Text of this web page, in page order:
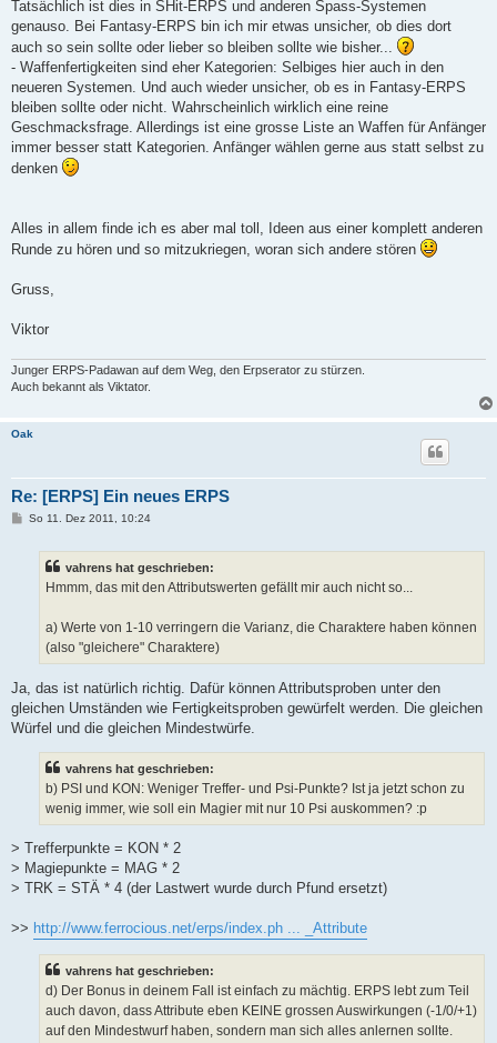
Tatsächlich ist dies in SHit-ERPS und anderen Spass-Systemen
genauso. Bei Fantasy-ERPS bin ich mir etwas unsicher, ob dies dort
auch so sein sollte oder lieber so bleiben sollte wie bisher...
- Waffenfertigkeiten sind eher Kategorien: Selbiges hier auch in den
neueren Systemen. Und auch wieder unsicher, ob es in Fantasy-ERPS
bleiben sollte oder nicht. Wahrscheinlich wirklich eine reine
Geschmacksfrage. Allerdings ist eine grosse Liste an Waffen für Anfänger
immer besser statt Kategorien. Anfänger wählen gerne aus statt selbst zu
denken
Alles in allem finde ich es aber mal toll, Ideen aus einer komplett anderen
Runde zu hören und so mitzukriegen, woran sich andere stören
Gruss,
Viktor
Junger ERPS-Padawan auf dem Weg, den Erpserator zu stürzen.
Auch bekannt als Viktator.
Oak
Re: [ERPS] Ein neues ERPS
BSo 11. Dez 2011, 10:24
vahrens hat geschrieben:
Hmmm, das mit den Attributswerten gefällt mir auch nicht so...
a) Werte von 1-10 verringern die Varianz, die Charaktere haben können
(also "gleichere" Charaktere)
Ja, das ist natürlich richtig. Dafür können Attributsproben unter den
gleichen Umständen wie Fertigkeitsproben gewürfelt werden. Die gleichen
Würfel und die gleichen Mindestwürfe.
vahrens hat geschrieben:
b) PSI und KON: Weniger Treffer- und Psi-Punkte? Ist ja jetzt schon zu
wenig immer, wie soll ein Magier mit nur 10 Psi auskommen? :p
> Trefferpunkte = KON * 2
> Magiepunkte = MAG * 2
> TRK = STÄ * 4 (der Lastwert wurde durch Pfund ersetzt)
>> http://www.ferrocious.net/erps/index.ph ... _Attribute
vahrens hat geschrieben:
d) Der Bonus in deinem Fall ist einfach zu mächtig. ERPS lebt zum Teil
auch davon, dass Attribute eben KEINE grossen Auswirkungen (-1/0/+1)
auf den Mindestwurf haben, sondern man sich alles anlernen sollte.